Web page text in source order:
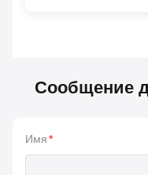
Сообщение
Имя*